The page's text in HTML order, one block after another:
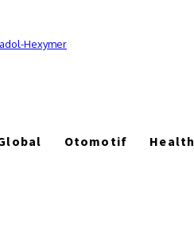
Hexymer
Otomotif Health